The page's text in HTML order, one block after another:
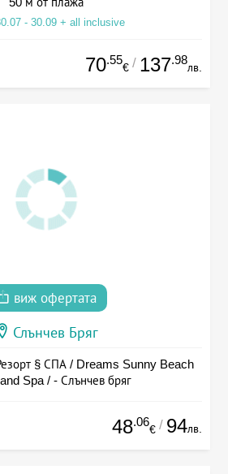
- 30.09 + all inclusive
70.55
€ / 137.98
лв.
виж офертата
Слънчев Бряг
§ СПА / Dreams Sunny Beach
Spa / - Слънчев бряг
48.06
€ / 94лв.